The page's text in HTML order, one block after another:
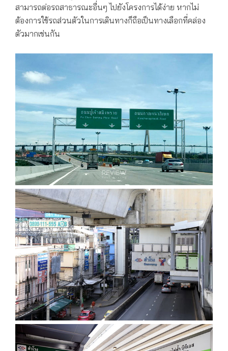
สามารถต่อรถสาธารณะอื่นๆ ไปยังโครงการได้ง่าย หากไม่
ต้องการใช้รถส่วนตัวในการเดินทางก็ถือเป็นทางเลือกที่คล่อง
ตัวมากเช่นกัน